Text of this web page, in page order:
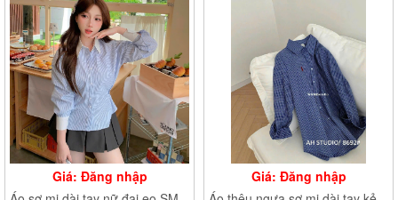
Giá: Đăng nhập Giá: Đăng nhập